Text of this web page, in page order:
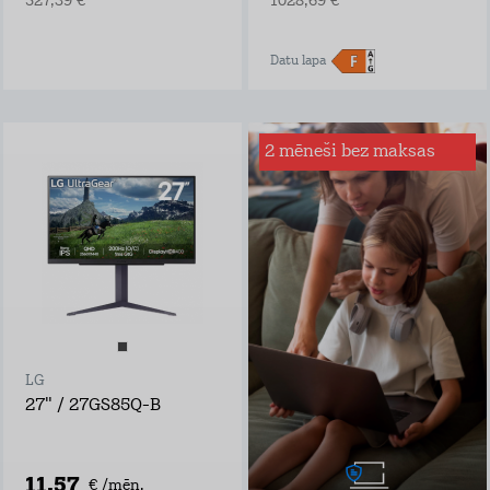
Datu lapa
LG
27" / 27GS85Q-B
11,57 € /mēn.
2 mēneši bez maksas
Interneta drošība
mājai
Sērfo internetā droši
– mēs būsim tava
digitālā glābšanas
veste!
Ar Interneta Drošību
būsi pasargāts no:
inficētām vietnēm
viltus veikaliem,
bankām un
personām, kuras
vēlas iegūt tavus
bankas datus
programmām, kas
mēģina iekļaut